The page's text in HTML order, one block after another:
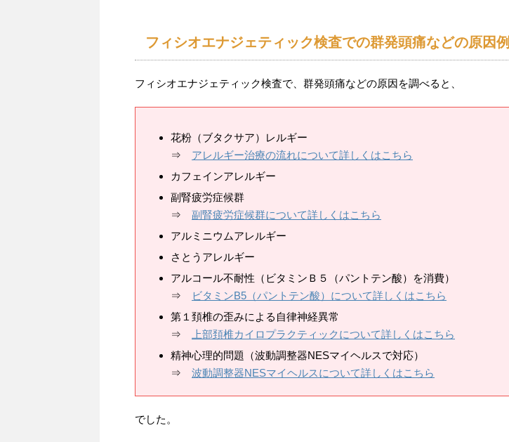
フィシオエナジェティック検査での群発頭痛などの原因例
フィシオエナジェティック検査で、群発頭痛などの原因を調べると、
花粉（ブタクサア）レルギー
⇒ アレルギー治療の流れについて詳しくはこちら
カフェインアレルギー
副腎疲労症候群
⇒ 副腎疲労症候群について詳しくはこちら
アルミニウムアレルギー
さとうアレルギー
アルコール不耐性（ビタミンＢ５（パントテン酸）を消費）
⇒
ビタミンB5（パントテン酸）について詳しくはこちら
第１頚椎の歪みによる自律神経異常
⇒
上部頚椎カイロプラクティックについて詳しくはこちら
精神心理的問題（波動調整器NESマイヘルスで対応）
⇒ 波動調整器NESマイヘルスについて詳しくはこちら
でした。